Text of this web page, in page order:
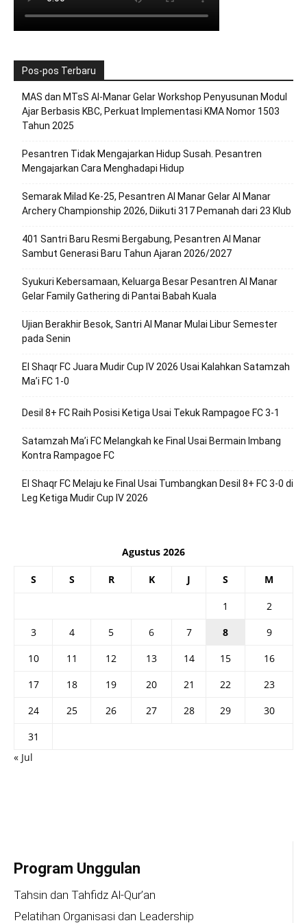
Pos-pos Terbaru
MAS dan MTsS Al-Manar Gelar Workshop Penyusunan Modul
Ajar Berbasis KBC, Perkuat Implementasi KMA Nomor 1503
Tahun 2025
Pesantren Tidak Mengajarkan Hidup Susah. Pesantren
Mengajarkan Cara Menghadapi Hidup
Semarak Milad Ke-25, Pesantren Al Manar Gelar Al Manar
Archery Championship 2026, Diikuti 317 Pemanah dari 23 Klub
401 Santri Baru Resmi Bergabung, Pesantren Al Manar
Sambut Generasi Baru Tahun Ajaran 2026/2027
Syukuri Kebersamaan, Keluarga Besar Pesantren Al Manar
Gelar Family Gathering di Pantai Babah Kuala
Ujian Berakhir Besok, Santri Al Manar Mulai Libur Semester
pada Senin
El Shaqr FC Juara Mudir Cup IV 2026 Usai Kalahkan Satamzah
Ma’i FC 1-0
Desil 8+ FC Raih Posisi Ketiga Usai Tekuk Rampagoe FC 3-1
Satamzah Ma’i FC Melangkah ke Final Usai Bermain Imbang
Kontra Rampagoe FC
El Shaqr FC Melaju ke Final Usai Tumbangkan Desil 8+ FC 3-0 di
Leg Ketiga Mudir Cup IV 2026
Agustus 2026
S S R K J S M
1
2
3
4 5 6 7 8
9
10
11 12 13 14 15
16
17
18 19 20 21 22
23
24
25 26 27 28 29
30
31
« Jul
Program Unggulan
Tahsin dan Tahfidz Al-Qur’an
Pelatihan Organisasi dan Leadership